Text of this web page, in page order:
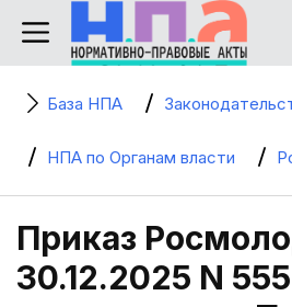
База НПА
НПА по Органам власти
Приказ
30.12.2025 N